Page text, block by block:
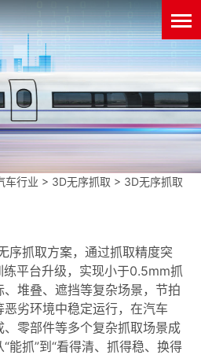
车行业 > 3D无序抓取 > 3D无序抓取
序抓取方案，通过抓取精度突
平台升级，实现小于0.5mm抓
堆叠、遮挡等复杂场景，节拍
劣环境中稳定运行，在汽车
零部件等多个复杂抓取场景成
能抓”到“看得清、抓得稳、换得